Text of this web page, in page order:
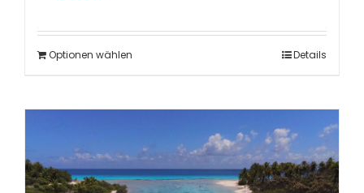
Optionen wählen Details